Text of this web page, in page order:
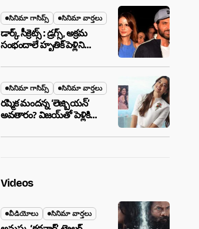
సినిమా గాసిప్స్ సినిమా వార్తలు
డార్క్ సీక్రెట్స్ : డ్రగ్స్, అక్రమ
సంభందాలే హృతిక్ పెళ్లిని
సినిమా గాసిప్స్ సినిమా వార్తలు
రష్మిక మందన్న ‘లెజ్బియన్’
అవతారం? విజయ్‌తో పెళ్లికి
,నిజమేనా?
Videos
వీడియోలు సినిమా వార్తలు